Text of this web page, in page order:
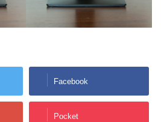
Facebook
Pocket